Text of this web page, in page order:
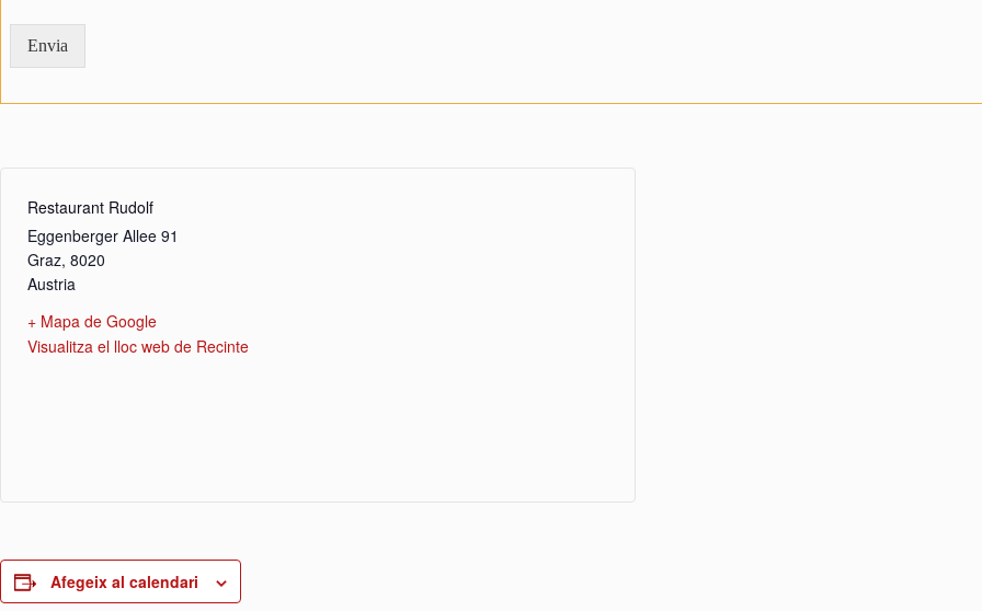
Envia
Restaurant Rudolf
Eggenberger Allee 91
Graz, 8020
Austria
+ Mapa de Google
Visualitza el lloc web de Recinte
Afegeix al calendari